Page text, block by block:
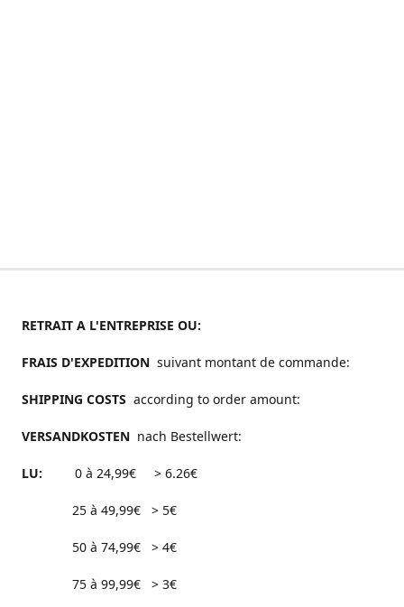
RETRAIT A L'ENTREPRISE OU:
FRAIS D'EXPEDITION suivant montant de commande:
SHIPPING COSTS according to order amount:
VERSANDKOSTEN nach Bestellwert:
LU: 0 à 24,99€ > 6.26€
25 à 49,99€ > 5€
50 à 74,99€ > 4€
75 à 99,99€ > 3€